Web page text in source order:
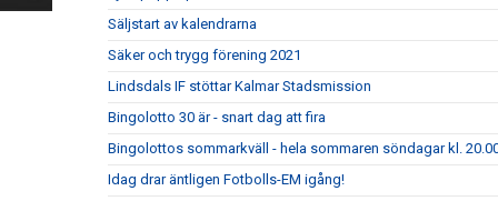
Säljstart av kalendrarna
Säker och trygg förening 2021
Lindsdals IF stöttar Kalmar Stadsmission
Bingolotto 30 är - snart dag att fira
Bingolottos sommarkväll - hela sommaren söndagar kl.
Idag drar äntligen Fotbolls-EM igång!